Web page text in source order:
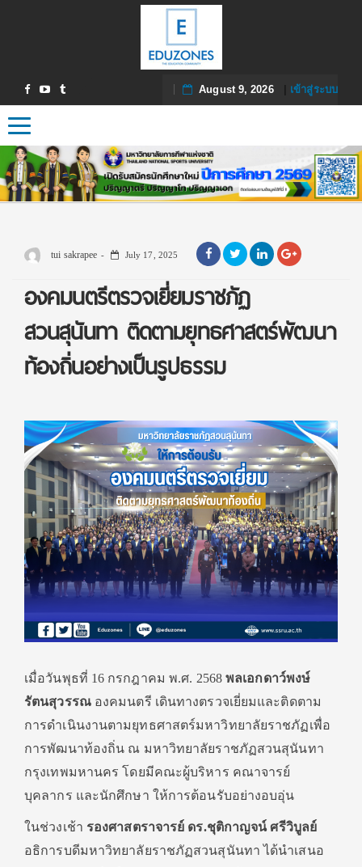
August 9, 2026| เข้าสู่ระบบ
Toggle navigation
tui sakrapee July 17, 2025
องคมนตรีตรวจเยี่ยมราชภัฏ
สวนสุนันทา ติดตามยุทธศาสตร์พัฒนา
ท้องถิ่นอย่างเป็นรูปธรรม
เมื่อวันพุธที่ 16 กรกฎาคม พ.ศ. 2568พลเอกดาว์พงษ์
รัตนสุวรรณองคมนตรี เดินทางตรวจเยี่ยมและติดตาม
การดำเนินงานตามยุทธศาสตร์มหาวิทยาลัยราชภัฏเพื่อ
การพัฒนาท้องถิ่น ณ มหาวิทยาลัยราชภัฏสวนสุนันทา
กรุงเทพมหานคร โดยมีคณะผู้บริหาร คณาจารย์
บุคลากร และนักศึกษา ให้การต้อนรับอย่างอบอุ่น
ในช่วงเช้า รองศาสตราจารย์ ดร.ชุติกาญจน์ ศรีวิบูลย์
อธิการบดีมหาวิทยาลัยราชภัฏสวนสุนันทา ได้นำเสนอ